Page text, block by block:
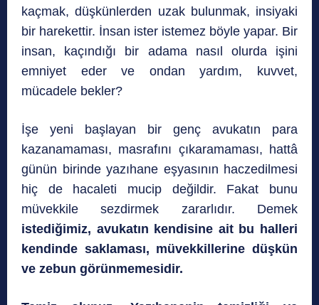
kaçmak, düşkünlerden uzak bulunmak, insiyaki
bir harekettir. İnsan ister istemez böyle yapar. Bir
insan, kaçındığı bir adama nasıl olurda işini
emniyet eder ve ondan yardım, kuvvet,
mücadele bekler?
İşe yeni başlayan bir genç avukatın para
kazanamaması, masrafını çıkaramaması, hattâ
günün birinde yazıhane eşyasının haczedilmesi
hiç de hacaleti mucip değildir. Fakat bunu
müvekkile sezdirmek zararlıdır. Demek
istediğimiz, avukatın kendisine ait bu halleri
kendinde saklaması, müvekkillerine düşkün
ve zebun görünmemesidir.